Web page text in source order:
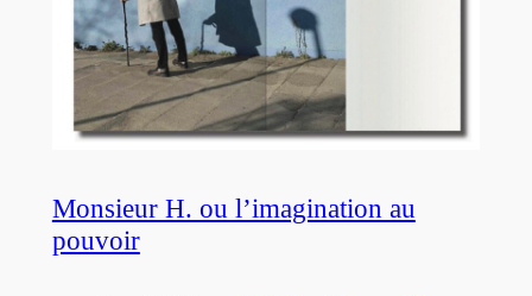
Monsieur H. ou l’imagination au
pouvoir